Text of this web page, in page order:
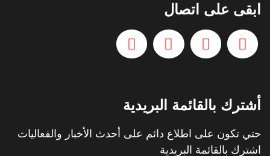
ابقى على اتصال
أشترك بالقائمة البريدية
حتي تكون على اطلاع دائم على أحدث الأخبار والفعاليات
اشترك بالقائمة البريدية